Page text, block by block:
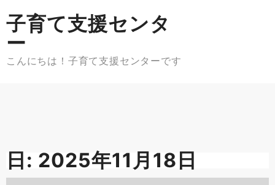
to
content
子育て支援センタ
ー
こんにちは！子育て支援センターです
日: 2025年11月18日